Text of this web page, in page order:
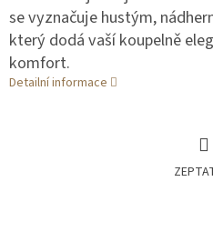
se vyznačuje hustým,
který dodá vaší koupelně
komfort.
Detailní informace